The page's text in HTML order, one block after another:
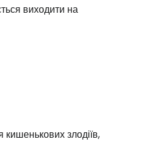
виходити на
кишенькових злодіїв,